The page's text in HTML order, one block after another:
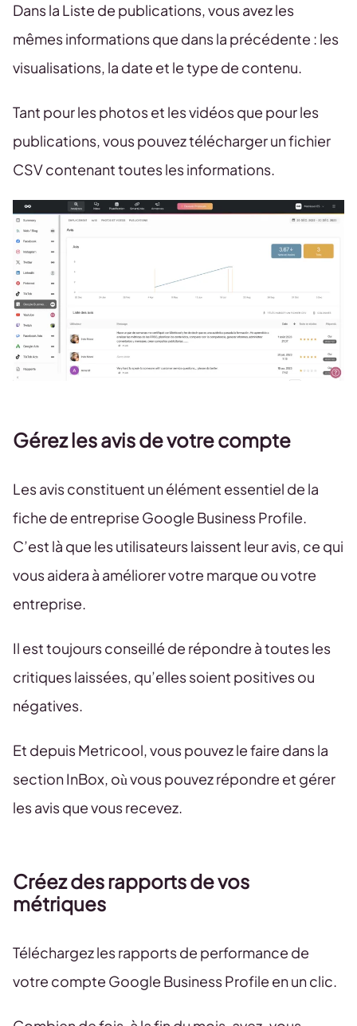
Dans la Liste de publications, vous avez les
mêmes informations que dans la précédente : les
visualisations, la date et le type de contenu.
Tant pour les photos et les vidéos que pour les
publications, vous pouvez télécharger un fichier
CSV contenant toutes les informations.
Gérez les avis de votre compte
Les avis constituent un élément essentiel de la
fiche de entreprise Google Business Profile.
C’est là que les utilisateurs laissent leur avis, ce qui
vous aidera à améliorer votre marque ou votre
entreprise.
Il est toujours conseillé de répondre à toutes les
critiques laissées, qu’elles soient positives ou
négatives.
Et depuis Metricool, vous pouvez le faire dans la
section InBox, où vous pouvez répondre et gérer
les avis que vous recevez.
Créez des rapports de vos
métriques
Téléchargez les rapports de performance de
votre compte Google Business Profile en un clic.